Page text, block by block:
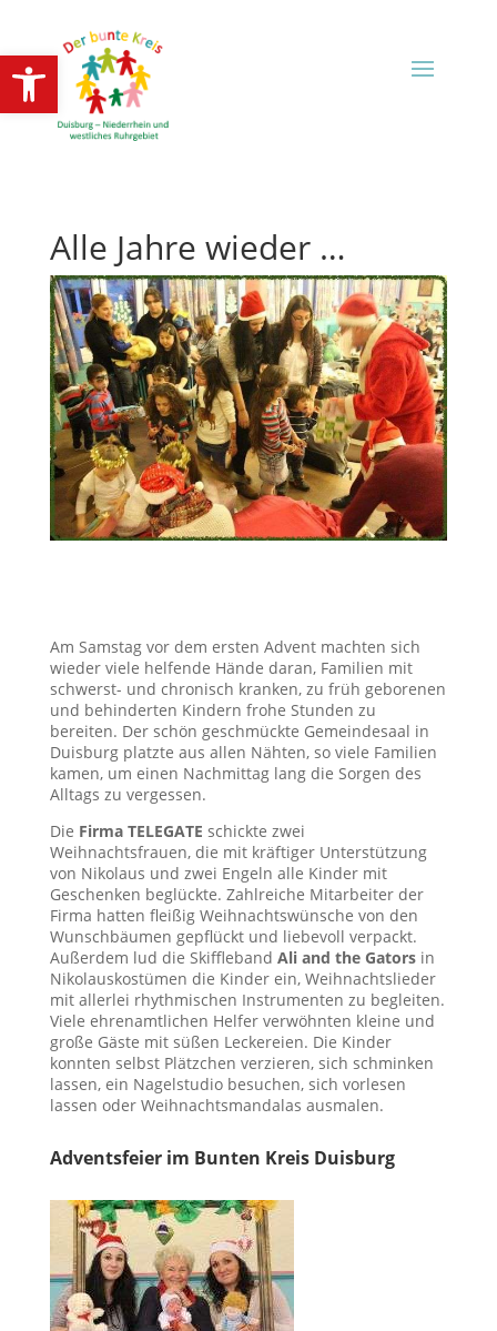
Open toolbar
Alle Jahre wieder …
Am Samstag vor dem ersten Advent machten sich
wieder viele helfende Hände daran, Familien mit
schwerst- und chronisch kranken, zu früh geborenen
und behinderten Kindern frohe Stunden zu
bereiten. Der schön geschmückte Gemeindesaal in
Duisburg platzte aus allen Nähten, so viele Familien
kamen, um einen Nachmittag lang die Sorgen des
Alltags zu vergessen.
Die Firma TELEGATE schickte zwei
Weihnachtsfrauen, die mit kräftiger Unterstützung
von Nikolaus und zwei Engeln alle Kinder mit
Geschenken beglückte. Zahlreiche Mitarbeiter der
Firma hatten fleißig Weihnachtswünsche von den
Wunschbäumen gepflückt und liebevoll verpackt.
Außerdem lud die Skiffleband Ali and the Gatorsin
Nikolauskostümen die Kinder ein, Weihnachtslieder
mit allerlei rhythmischen Instrumenten zu begleiten.
Viele ehrenamtlichen Helfer verwöhnten kleine und
große Gäste mit süßen Leckereien. Die Kinder
konnten selbst Plätzchen verzieren, sich schminken
lassen, ein Nagelstudio besuchen, sich vorlesen
lassen oder Weihnachtsmandalas ausmalen.
Adventsfeier im Bunten Kreis Duisburg